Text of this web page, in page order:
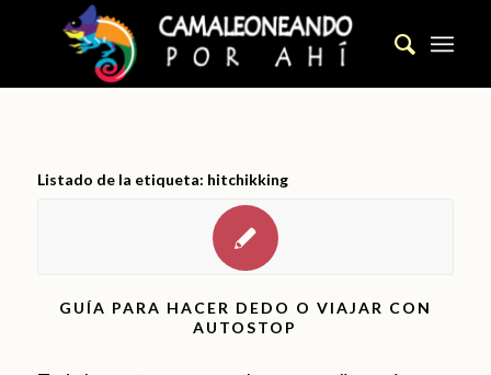
Listado de la etiqueta: hitchikking
GUÍA PARA HACER DEDO O VIAJAR CON
AUTOSTOP